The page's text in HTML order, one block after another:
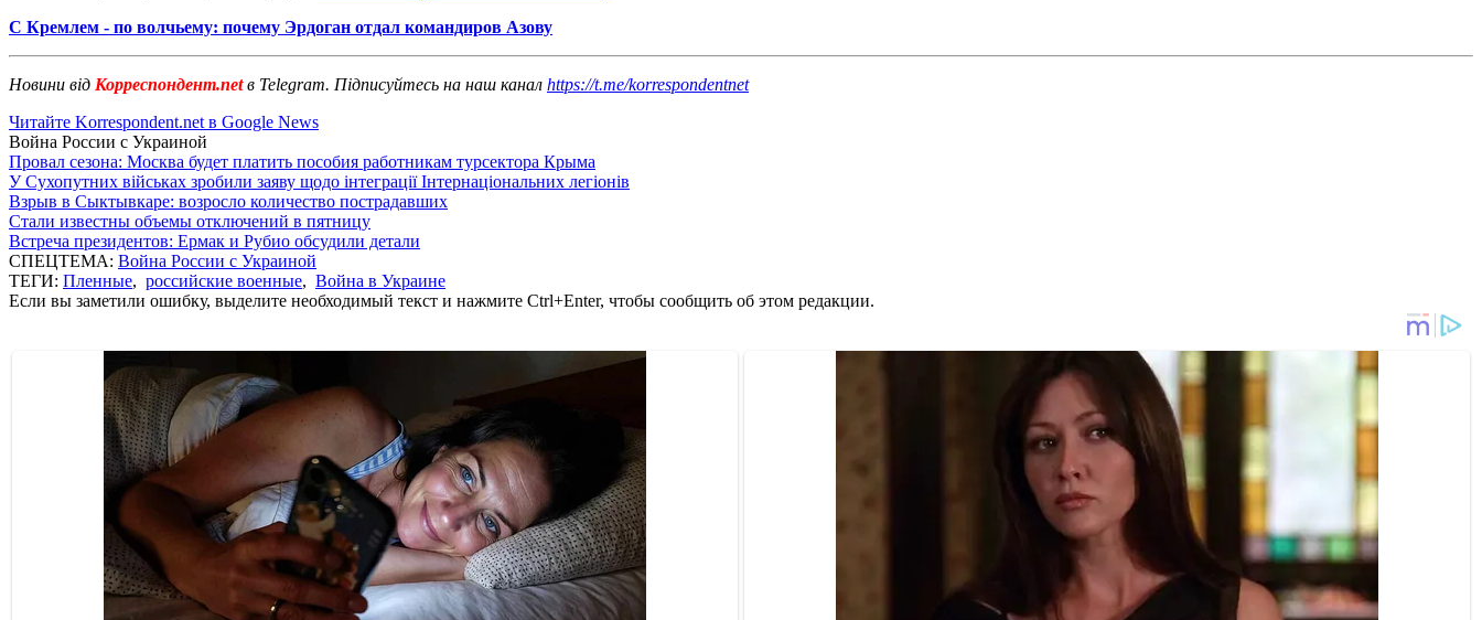
С Кремлем - по волчьему: почему Эрдоган отдал командиров Азову
Новини від Корреспондент.netв Telegram. Підписуйтесь на наш канал https://t.me/korrespondentnet
Читайте Korrespondent.net в Google News
Война России с Украиной
Провал сезона: Москва будет платить пособия работникам турсектора Крыма
У Сухопутних військах зробили заяву щодо інтеграції Інтернаціональних легіонів
Взрыв в Сыктывкаре: возросло количество пострадавших
Стали известны объемы отключений в пятницу
Встреча президентов: Ермак и Рубио обсудили детали
СПЕЦТЕМА: Война России с Украиной
ТЕГИ: Пленные, российские военные, Война в Украине
Если вы заметили ошибку, выделите необходимый текст и нажмите Ctrl+Enter, чтобы сообщить об этом редакции.